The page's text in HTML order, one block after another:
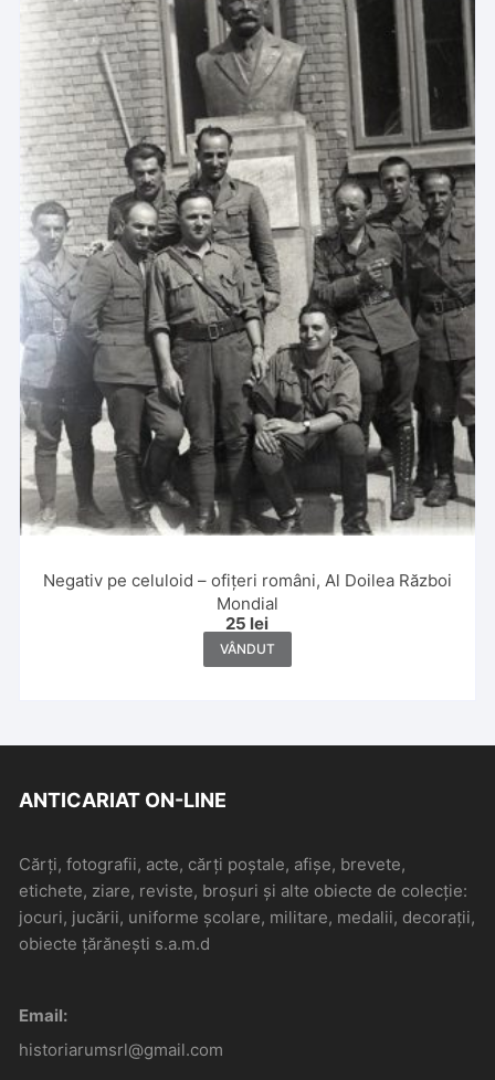
Negativ pe celuloid – ofițeri români, Al Doilea Război
Mondial
25 lei
VÂNDUT
ANTICARIAT ON-LINE
Cărți, fotografii, acte, cărți poștale, afișe, brevete,
etichete, ziare, reviste, broșuri și alte obiecte de colecție:
jocuri, jucării, uniforme școlare, militare, medalii, decorații,
obiecte țărănești s.a.m.d
Email:
historiarumsrl@gmail.com